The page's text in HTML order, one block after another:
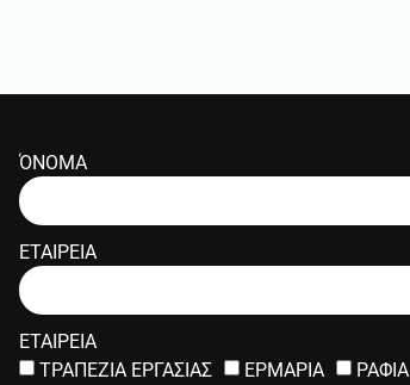
ΌΝΟΜΑ
ΕΤΑΙΡΕΙΑ
ΕΤΑΙΡΕΙΑ
ΤΡΑΠΕΖΙΑ ΕΡΓΑΣΙΑΣ
ΕΡΜΑΡΙΑ ΡΑΦΙΑ